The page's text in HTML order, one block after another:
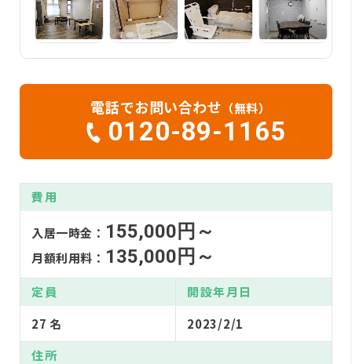
電話でお問い合わせ （無料）
0120-89-1165
費用
入居一時金： 155,000円～
月額利用料： 135,000円～
定員
27 名
開設年月日
2023/2/1
住所